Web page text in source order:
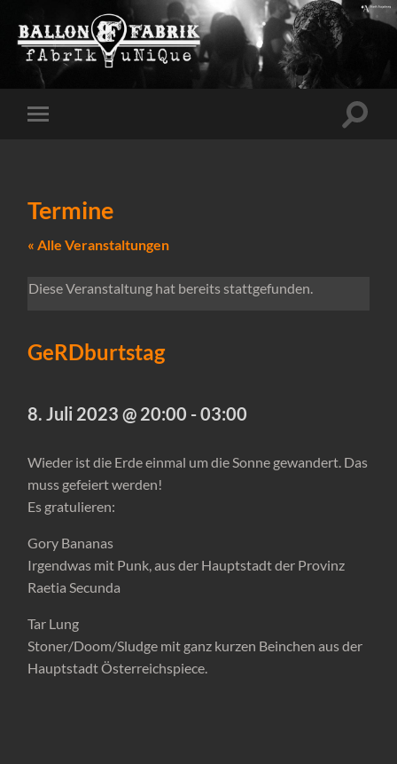
Mobile-
Termine
« Alle Veranstaltungen
Diese Veranstaltung hat bereits stattgefunden.
GeRDburtstag
8. Juli 2023 @ 20:00 -03:00
Wieder ist die Erde einmal um die Sonne gewandert. Das
muss gefeiert werden!
Es gratulieren:
Gory Bananas
Irgendwas mit Punk, aus der Hauptstadt der Provinz
Raetia Secunda
Tar Lung
Stoner/Doom/Sludge mit ganz kurzen Beinchen aus der
Hauptstadt Österreichspiece.